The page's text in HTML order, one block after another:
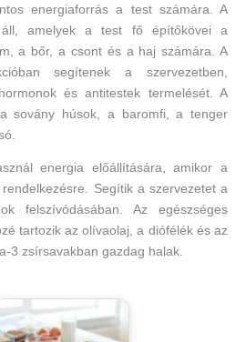
energiaforrás a test számára. A
áll, amelyek a test fő építőkövei a
a bőr, a csont és a haj számára. A
segítenek a szervezetben,
és antitestek termelését. A
sovány húsok, a baromfi, a tenger
energia előállítására, amikor a
Segítik a szervezetet a
felszívódásában. Az egészséges
tartozik az olívaolaj, a diófélék és az
3 zsírsavakban gazdag halak.